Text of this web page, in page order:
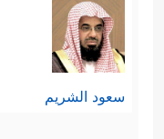
سعود الشريم